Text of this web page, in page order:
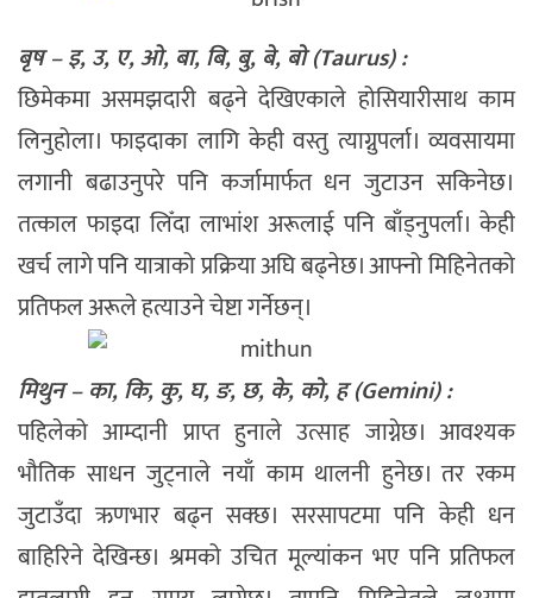
बृष – इ, उ, ए, ओ, बा, बि, बु, बे, बो (Taurus) :
छिमेकमा असमझदारी बढ्ने देखिएकाले होसियारीसाथ काम
लिनुहोला। फाइदाका लागि केही वस्तु त्याग्नुपर्ला। व्यवसायमा
लगानी बढाउनुपरे पनि कर्जामार्फत धन जुटाउन सकिनेछ।
तत्काल फाइदा लिँदा लाभांश अरूलाई पनि बाँड्नुपर्ला। केही
खर्च लागे पनि यात्राको प्रक्रिया अघि बढ्नेछ। आफ्नो मिहिनेतको
प्रतिफल अरूले हत्याउने चेष्टा गर्नेछन्।
मिथुन – का, कि, कु, घ, ङ, छ, के, को, ह (Gemini) :
पहिलेको आम्दानी प्राप्त हुनाले उत्साह जाग्नेछ। आवश्यक
भौतिक साधन जुट्नाले नयाँ काम थालनी हुनेछ। तर रकम
जुटाउँदा ऋणभार बढ्न सक्छ। सरसापटमा पनि केही धन
बाहिरिने देखिन्छ। श्रमको उचित मूल्यांकन भए पनि प्रतिफल